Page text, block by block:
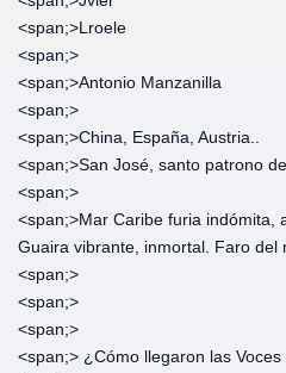
<span;>‎Lroele
<span;>‎
<span;>‎Antonio Manzanilla
<span;>‎
<span;>‎China, España, Austria..
<span;>‎San José, santo patrono
<span;>‎
<span;>‎Mar Caribe furia indómita,
Guaira vibrante, inmortal. Faro del
<span;>‎
<span;>‎
<span;>‎
<span;>‎ ¿Cómo llegaron las